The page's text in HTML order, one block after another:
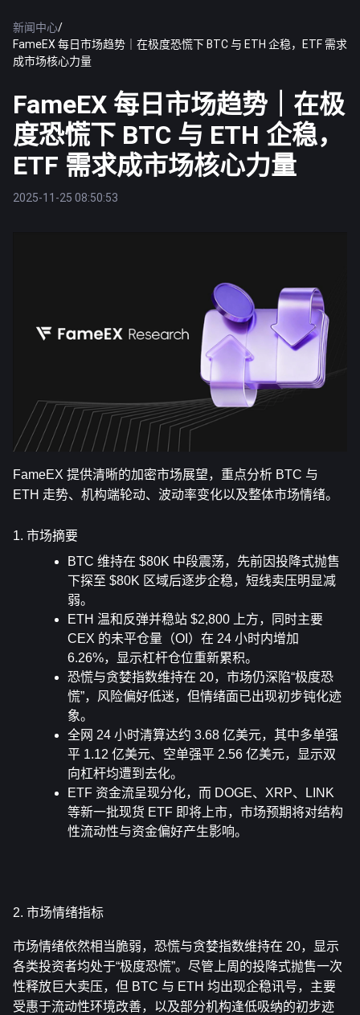
新闻中心/
FameEX 每日市场趋势｜在极度恐慌下 BTC 与 ETH 企稳，ETF 需求
成市场核心力量
FameEX 每日市场趋势｜在极
度恐慌下 BTC 与 ETH 企稳，
ETF 需求成市场核心力量
2025-11-25 08:50:53
FameEX 提供清晰的加密市场展望，重点分析 BTC 与
ETH 走势、机构端轮动、波动率变化以及整体市场情绪。
1. 市场摘要
BTC 维持在 $80K 中段震荡，先前因投降式抛售
下探至 $80K 区域后逐步企稳，短线卖压明显减
弱。
ETH 温和反弹并稳站 $2,800 上方，同时主要
CEX 的未平仓量（OI）在 24 小时内增加
6.26%，显示杠杆仓位重新累积。
恐慌与贪婪指数维持在 20，市场仍深陷“极度恐
慌”，风险偏好低迷，但情绪面已出现初步钝化迹
象。
全网 24 小时清算达约 3.68 亿美元，其中多单强
平 1.12 亿美元、空单强平 2.56 亿美元，显示双
向杠杆均遭到去化。
ETF 资金流呈现分化，而 DOGE、XRP、LINK
等新一批现货 ETF 即将上市，市场预期将对结构
性流动性与资金偏好产生影响。
2. 市场情绪指标
市场情绪依然相当脆弱，恐慌与贪婪指数维持在 20，显示
各类投资者均处于“极度恐慌”。尽管上周的投降式抛售一次
性释放巨大卖压，但 BTC 与 ETH 均出现企稳讯号，主要
受惠于流动性环境改善，以及部分机构逢低吸纳的初步迹